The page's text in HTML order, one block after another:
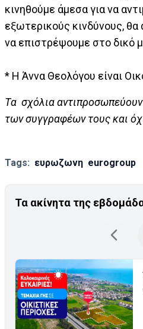
κινηθούμε άμεσα για να
εξωτερικούς κινδύνους,
να επιστρέψουμε στο δικό
* H Άννα Θεολόγου είναι
Tα σχόλια
των συγγραφέων τους και
Tags: ευρωζωνη eurogroup
Τα ακίνητα της